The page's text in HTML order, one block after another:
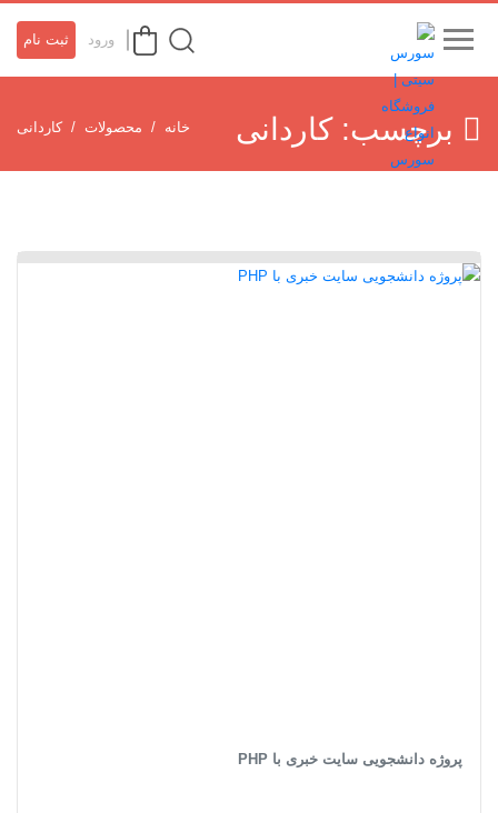
ورود ثبت نام
برچسب:کاردانی خانه محصولات کاردانی
پروژه دانشجویی سایت خبری با PHP